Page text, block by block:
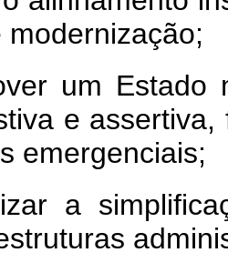
um Estado
e
emergenciais;
a